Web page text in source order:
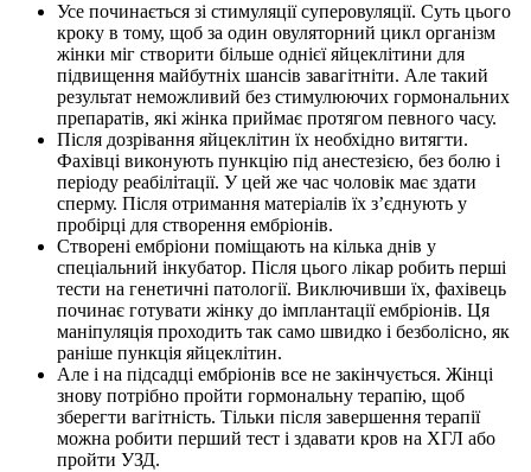
Усе починається зі стимуляції суперовуляції. Суть цього
кроку в тому, щоб за один овуляторний цикл організм
жінки міг створити більше однієї яйцеклітини для
підвищення майбутніх шансів завагітніти. Але такий
результат неможливий без стимулюючих гормональних
препаратів, які жінка приймає протягом певного часу.
Після дозрівання яйцеклітин їх необхідно витягти.
Фахівці виконують пункцію під анестезією, без болю і
періоду реабілітації. У цей же час чоловік має здати
сперму. Після отримання матеріалів їх з’єднують у
пробірці для створення ембріонів.
Створені ембріони поміщають на кілька днів у
спеціальний інкубатор. Після цього лікар робить перші
тести на генетичні патології. Виключивши їх, фахівець
починає готувати жінку до імплантації ембріонів. Ця
маніпуляція проходить так само швидко і безболісно, як
раніше пункція яйцеклітин.
Але і на підсадці ембріонів все не закінчується. Жінці
знову потрібно пройти гормональну терапію, щоб
зберегти вагітність. Тільки після завершення терапії
можна робити перший тест і здавати кров на ХГЛ або
пройти УЗД.